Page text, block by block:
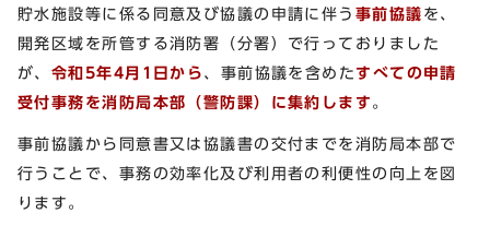
貯水施設等に係る同意及び協議の申請に伴う 事前協議 を、
開発区域を所管する消防署（分署）で行っておりました
が、 令和5年4月1日から 、事前協議を含めた すべての申請
受付事務を消防局本部（警防課）に集約します 。
事前協議から同意書又は協議書の交付までを消防局本部で
行うことで、事務の効率化及び利用者の利便性の向上を図
ります。